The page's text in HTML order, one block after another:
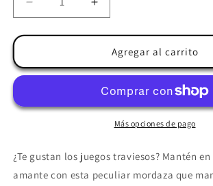
Reducir
cantidad
para
-
MORDAZA
TRANSPIRABLE
SILICONA
Aumentar
cantidad
para
DARKNESS
-
MORDAZA
TRANSPIRABLE
SILICONA
NEGRO
Agregar al carrito
Más opciones de pago
¿Te gustan los juegos traviesos? Mantén
amante con esta peculiar mordaza que